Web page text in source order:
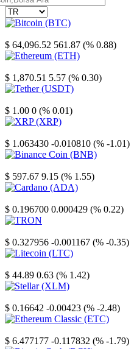
$ 64,096.52 561.87 (% 0.88)
$ 1,870.51 5.57 (% 0.30)
$ 1.00 0 (% 0.01)
$ 1.063430 -0.010810 (% -1.01)
$ 597.67 9.15 (% 1.55)
$ 0.196700 0.000429 (% 0.22)
$ 0.327956 -0.001167 (% -0.35)
$ 44.89 0.63 (% 1.42)
$ 0.16642 -0.00423 (% -2.48)
$ 6.477177 -0.117832 (% -1.79)